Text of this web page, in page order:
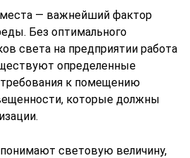
— важнейший фактор
Без оптимального
света на предприятии работа
определенные
к помещению
которые должны
световую величину,